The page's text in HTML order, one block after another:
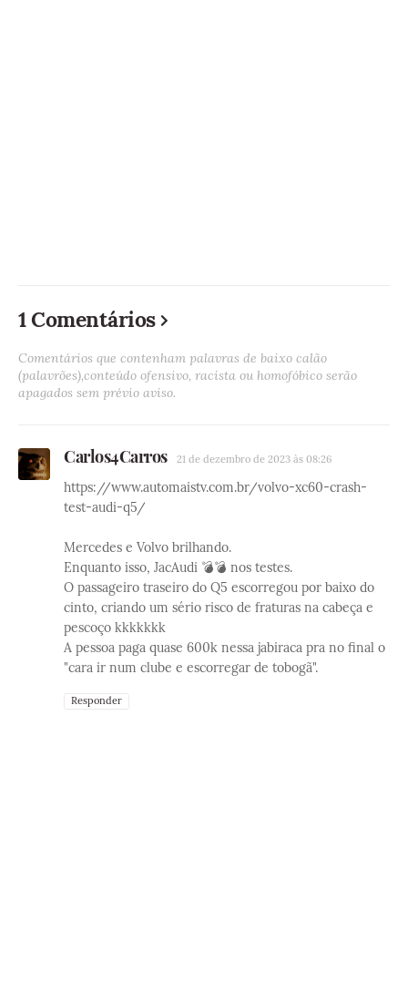
1 Comentários
Comentários que contenham palavras de baixo calão
(palavrões),conteúdo ofensivo, racista ou homofóbico serão
apagados sem prévio aviso.
Carlos4Carros 21 de dezembro de 2023 às 08:26
https://www.automaistv.com.br/volvo-xc60-crash-
test-audi-q5/
Mercedes e Volvo brilhando.
Enquanto isso, JacAudi 💣💣 nos testes.
O passageiro traseiro do Q5 escorregou por baixo do
cinto, criando um sério risco de fraturas na cabeça e
pescoço kkkkkkk
A pessoa paga quase 600k nessa jabiraca pra no final o
"cara ir num clube e escorregar de tobogã".
Responder